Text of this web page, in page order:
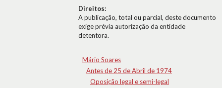
Direitos:
A publicação, total ou parcial, deste documento
exige prévia autorização da entidade
detentora.
Mário Soares
Antes de 25 de Abril de 1974
Oposição legal e semi-legal